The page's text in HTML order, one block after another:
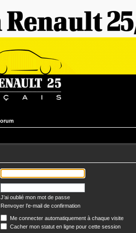
J’ai oublié mon mot de passe
Renvoyer l’e-mail de confirmation
Me connecter automatiquement à chaque visite
Cacher mon statut en ligne pour cette session